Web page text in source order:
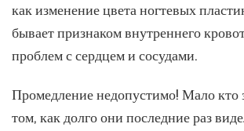
как изменение цвета ногтевых
бывает признаком внутреннего
проблем с сердцем и сосудами.
Промедление недопустимо! Мало кто
том, как долго они последние раз